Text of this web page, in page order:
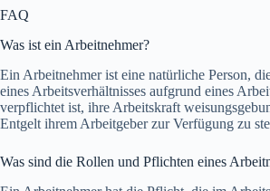
FAQ
Was ist ein Arbeitnehmer?
Ein Arbeitnehmer ist eine natürliche Person,
eines Arbeitsverhältnisses aufgrund eines
verpflichtet ist, ihre Arbeitskraft
Entgelt ihrem Arbeitgeber zur Verfügung zu
Was sind die Rollen und Pflichten eines